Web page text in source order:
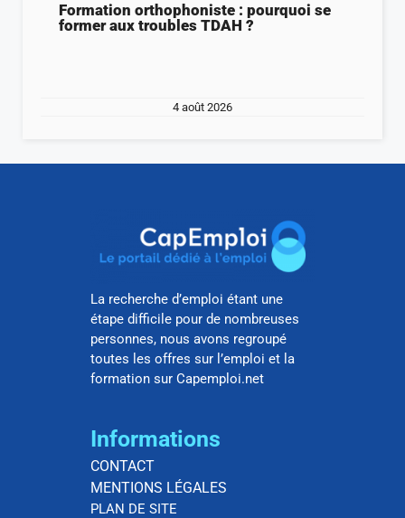
Formation orthophoniste : pourquoi se
former aux troubles TDAH ?
4 août 2026
La recherche d’emploi étant une
étape difficile pour de nombreuses
personnes, nous avons regroupé
toutes les offres sur l’emploi et la
formation sur Capemploi.net
Informations
CONTACT
MENTIONS LÉGALES
PLAN DE SITE